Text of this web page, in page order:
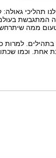
תהליכי גאולה:
המתגבשת
ממה שיתרחש
למרות
וכמו